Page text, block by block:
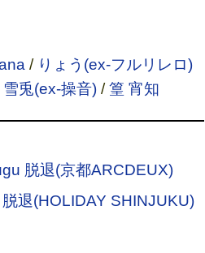
/ りょう(ex-フルリレロ)
雪兎(ex-操音)/篁 宵知
脱退(京都ARCDEUX)
脱退(HOLIDAY SHINJUKU)